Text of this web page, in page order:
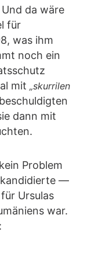
da wäre
für
was ihm
noch ein
mit „skurrilen
dann mit
Problem
kandidierte —
Ursulas
war.